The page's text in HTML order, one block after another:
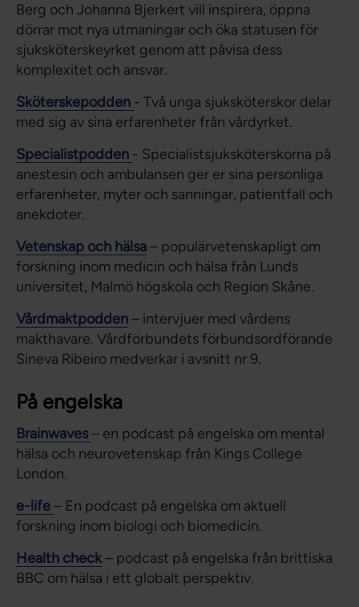
Berg och Johanna Bjerkert vill inspirera, öppna
dörrar mot nya utmaningar och öka statusen för
sjuksköterskeyrket genom att påvisa dess
komplexitet och ansvar.
Sköterskepodden - Två unga sjuksköterskor delar
med sig av sina erfarenheter från vårdyrket.
Specialistpodden - Specialistsjuksköterskorna på
anestesin och ambulansen ger er sina personliga
erfarenheter, myter och sanningar, patientfall och
anekdoter.
Vetenskap och hälsa– populärvetenskapligt om
forskning inom medicin och hälsa från Lunds
universitet, Malmö högskola och Region Skåne.
Vårdmaktpodden– intervjuer med vårdens
makthavare. Vårdförbundets förbundsordförande
Sineva Ribeiro medverkar i avsnitt nr 9.
På engelska
Brainwaves– en podcast på engelska om mental
hälsa och neurovetenskap från Kings College
London.
e-life– En podcast på engelska om aktuell
forskning inom biologi och biomedicin.
Health check– podcast på engelska från brittiska
BBC om hälsa i ett globalt perspektiv.